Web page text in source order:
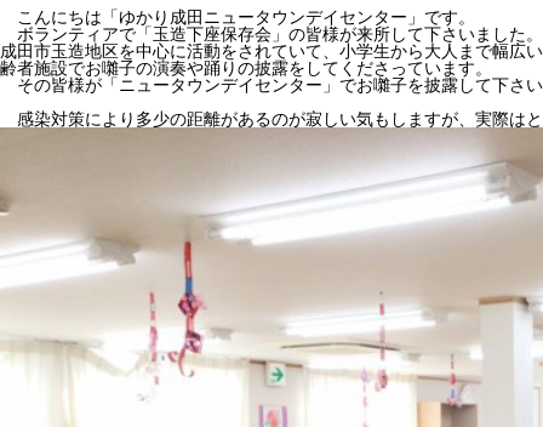
こんにちは「ゆかり成田ニュータウンデイセンター」です。
ボランティアで「玉造下座保存会」の皆様が来所して下さいました。
成田市玉造地区を中心に活動をされていて、小学生から大人まで幅広
齢者施設でお囃子の演奏や踊りの披露をしてくださっています。
その皆様が「ニュータウンデイセンター」でお囃子を披露して下さ
感染対策により多少の距離があるのが寂しい気もしますが、実際は